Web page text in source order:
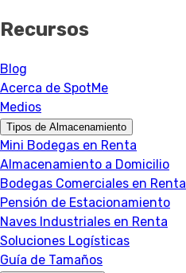
Recursos
Blog
Acerca de SpotMe
Medios
Tipos de Almacenamiento
Mini Bodegas en Renta
Almacenamiento a Domicilio
Bodegas Comerciales en Renta
Pensión de Estacionamiento
Naves Industriales en Renta
Soluciones Logísticas
Guía de Tamaños